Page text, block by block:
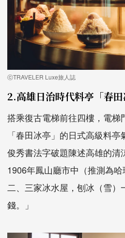
ⓒTRAVELER Luxe旅人誌
2.高雄日治時代料亭「春田
搭乘復古電梯前往四樓，電梯
「春田冰亭」的日式高級料亭
俊秀書法字破題陳述高雄的清
1906年鳳山廳市中（推測為
二、三家冰水屋，刨冰（雪
錢。」